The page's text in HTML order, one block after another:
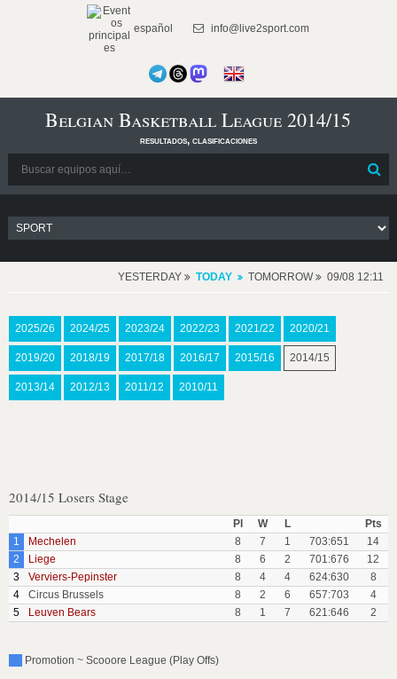
español info@live2sport.com
Belgian Basketball League 2014/15
resultados, clasificaciones
YESTERDAY TODAY TOMORROW 09/08 12:11
2025/26 2024/25 2023/24 2022/23 2021/22 2020/21
2019/20 2018/19 2017/18 2016/17 2015/16 2014/15
2013/14 2012/13 2011/12 2010/11
2014/15 Losers Stage
Pl W L
Pts
1
Mechelen 8 7 1 703:651
14
2
Liege 8 6 2 701:676
12
3
Verviers-Pepinster 8 4 4 624:630
8
4
Circus Brussels 8 2 6 657:703
4
5
Leuven Bears 8 1 7 621:646 2
Promotion ~ Scooore League (Play Offs)